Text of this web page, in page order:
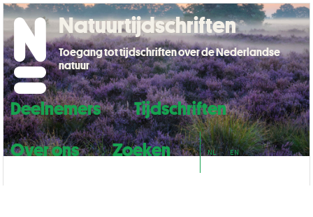
Deelnemers
Tijdschriften
Over ons
Zoeken NL EN
Natuurtijdschriften
Toegang tot tijdschriften over de Nederlandse
natuur